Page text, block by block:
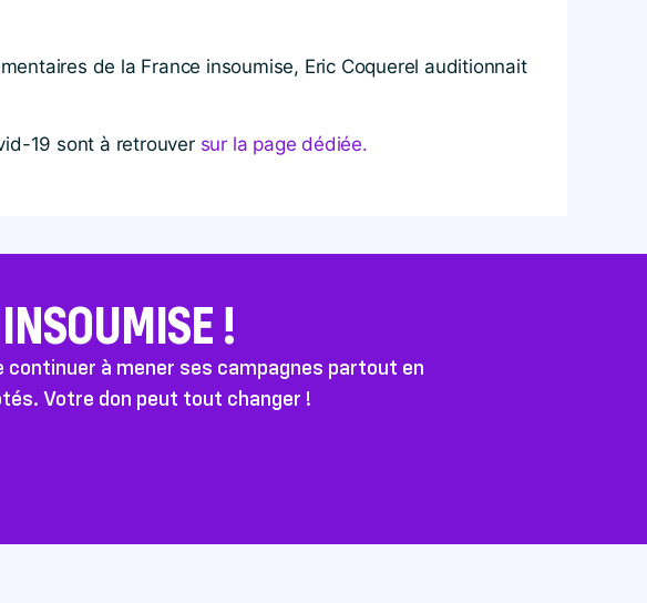
de la France insoumise, Eric Coquerel auditionnait
19 sont à retrouver sur la page dédiée.
!
à mener ses campagnes partout en
Votre don peut tout changer !